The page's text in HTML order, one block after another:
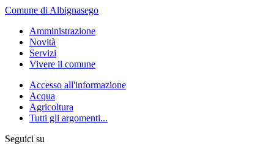
Comune di Albignasego
Amministrazione
Novità
Servizi
Vivere il comune
Accesso all'informazione
Acqua
Agricoltura
Tutti gli argomenti...
Seguici su